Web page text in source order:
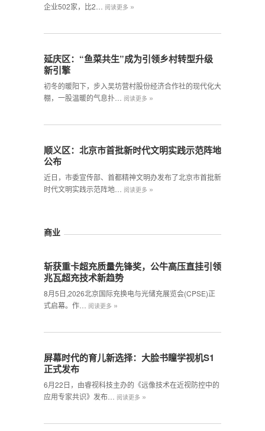
企业502家，比2…
阅读更多 »
延庆区：“鱼菜共生”成为引领乡村转型升级
新引擎
初冬的暖阳下，步入吴坊营村股份经济合作社的现代化大
棚，一股温暖的气息扑…
阅读更多 »
顺义区：北京市首批新时代文明实践示范阵地
公布
近日，市委宣传部、首都精神文明办发布了北京市首批新
时代文明实践示范阵地…
阅读更多 »
商业
斩获重卡超充质量先锋奖，公牛高压直挂引领
兆瓦超充技术新趋势
8月5日,2026北京国际充换电与光储充展览会(CPSE)正
式启幕。作…
阅读更多 »
屏幕时代的育儿新选择：大脸书瞳学视机S1
正式发布
6月22日，由睿视科技主办的《远像技术在近视防控中的
应用专家共识》发布…
阅读更多 »